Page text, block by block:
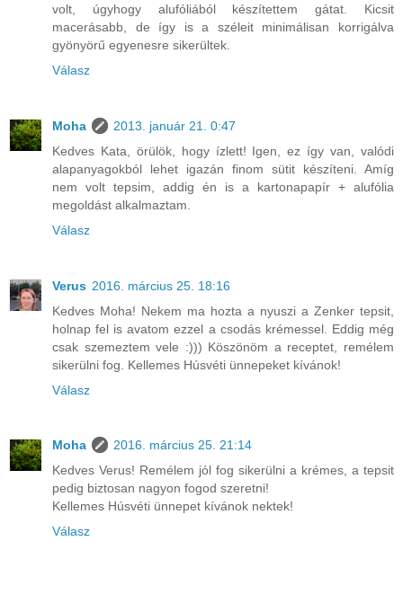
volt, úgyhogy alufóliából készítettem gátat. Kicsit
macerásabb, de így is a széleit minimálisan korrigálva
gyönyörű egyenesre sikerültek.
Válasz
Moha
2013. január 21. 0:47
Kedves Kata, örülök, hogy ízlett! Igen, ez így van, valódi
alapanyagokból lehet igazán finom sütit készíteni. Amíg
nem volt tepsim, addig én is a kartonapapír + alufólia
megoldást alkalmaztam.
Válasz
Verus 2016. március 25. 18:16
Kedves Moha! Nekem ma hozta a nyuszi a Zenker tepsit,
holnap fel is avatom ezzel a csodás krémessel. Eddig még
csak szemeztem vele :))) Köszönöm a receptet, remélem
sikerülni fog. Kellemes Húsvéti ünnepeket kívánok!
Válasz
Moha
2016. március 25. 21:14
Kedves Verus! Remélem jól fog sikerülni a krémes, a tepsit
pedig biztosan nagyon fogod szeretni!
Kellemes Húsvéti ünnepet kívánok nektek!
Válasz